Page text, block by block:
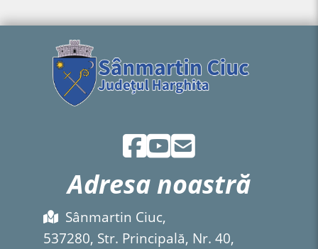
Adresa noastră
Sânmartin Ciuc,
537280, Str. Principală, Nr. 40,